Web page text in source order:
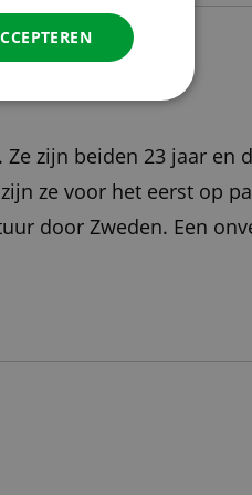
zijn beiden 23 jaar en
ze voor het eerst op
door Zweden. Een
DANISH
SWEDISH